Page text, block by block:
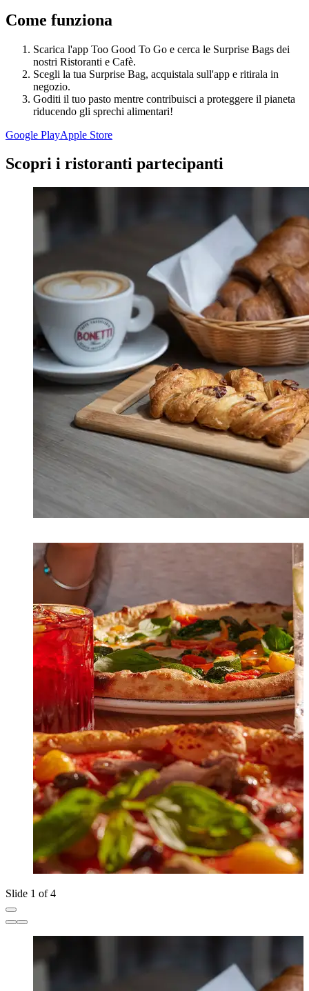
Come funziona
Scarica l'app Too Good To Go e cerca le Surprise Bags dei
nostri Ristoranti e Cafè.
Scegli la tua Surprise Bag, acquistala sull'app e ritirala in
negozio.
Goditi il tuo pasto mentre contribuisci a proteggere il pianeta
riducendo gli sprechi alimentari!
Google PlayApple Store
Scopri i ristoranti partecipanti
Slide 1 of 4